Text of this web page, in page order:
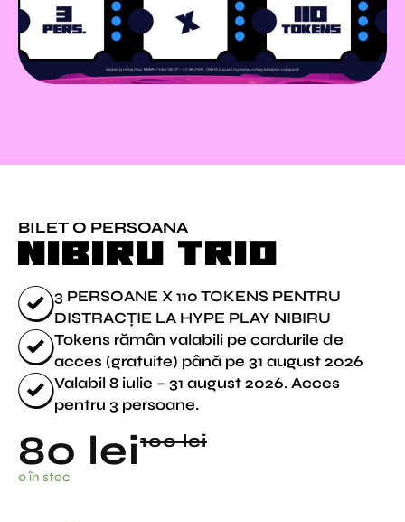
BILET O PERSOANA
NIBIRU TRIO
3 PERSOANE X 110 TOKENS PENTRU
DISTRACȚIE LA HYPE PLAY NIBIRU
Tokens rămân valabili pe cardurile de
acces (gratuite) până pe 31 august 2026
Valabil 8 iulie – 31 august 2026. Acces
pentru 3 persoane.
100lei
Prețul
80 lei
Prețul
0 în stoc
Cantitate